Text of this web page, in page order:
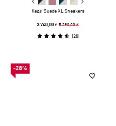
Кеди Suede XL Sneakers
3 740,00 ₴5 290,00 ₴
(28)
-28%